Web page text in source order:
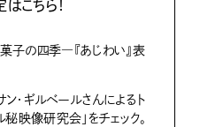
こちら！
子の四季―『あじわい』表
・ギルベールさんによるト
映像研究会」をチェック。